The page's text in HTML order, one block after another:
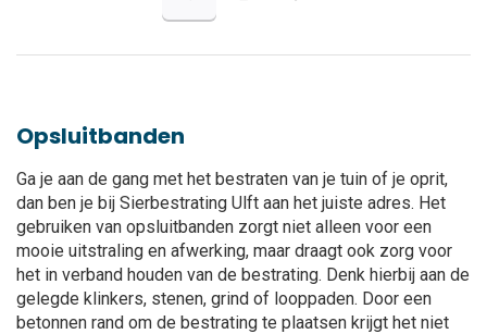
Opsluitbanden
Ga je aan de gang met het bestraten van je tuin of je oprit,
dan ben je bij Sierbestrating Ulft aan het juiste adres. Het
gebruiken van opsluitbanden zorgt niet alleen voor een
mooie uitstraling en afwerking, maar draagt ook zorg voor
het in verband houden van de bestrating. Denk hierbij aan de
gelegde klinkers, stenen, grind of looppaden. Door een
betonnen rand om de bestrating te plaatsen krijgt het niet